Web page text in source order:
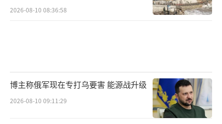
2026-08-10 08:36:58
博主称俄军现在专打乌要害 能源战升级
2026-08-10 09:11:29